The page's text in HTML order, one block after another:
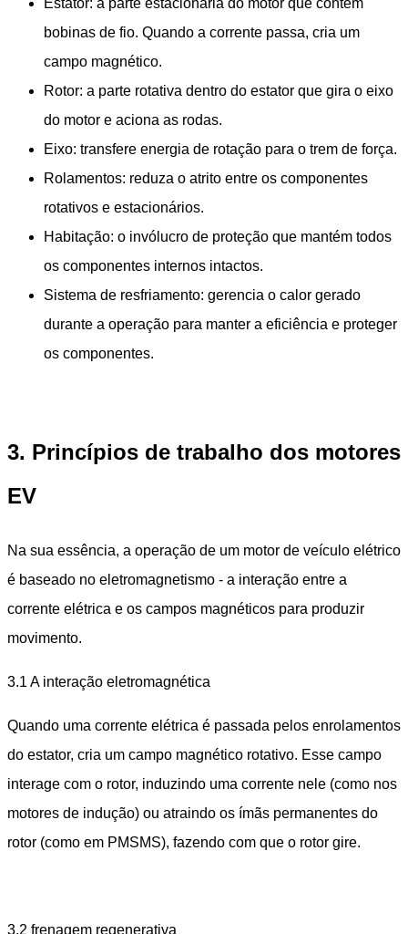
Estator: a parte estacionária do motor que contém
bobinas de fio. Quando a corrente passa, cria um
campo magnético.
Rotor: a parte rotativa dentro do estator que gira o eixo
do motor e aciona as rodas.
Eixo: transfere energia de rotação para o trem de força.
Rolamentos: reduza o atrito entre os componentes
rotativos e estacionários.
Habitação: o invólucro de proteção que mantém todos
os componentes internos intactos.
Sistema de resfriamento: gerencia o calor gerado
durante a operação para manter a eficiência e proteger
os componentes.
3. Princípios de trabalho dos motores
EV
Na sua essência, a operação de um motor de veículo elétrico
é baseado no eletromagnetismo - a interação entre a
corrente elétrica e os campos magnéticos para produzir
movimento.
3.1 A interação eletromagnética
Quando uma corrente elétrica é passada pelos enrolamentos
do estator, cria um campo magnético rotativo. Esse campo
interage com o rotor, induzindo uma corrente nele (como nos
motores de indução) ou atraindo os ímãs permanentes do
rotor (como em PMSMS), fazendo com que o rotor gire.
3.2 frenagem regenerativa